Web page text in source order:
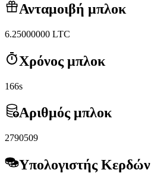
Ανταμοιβή μπλοκ
6.25000000 LTC
Χρόνος μπλοκ
166s
Αριθμός μπλοκ
2790509
Υπολογιστής Κερδών